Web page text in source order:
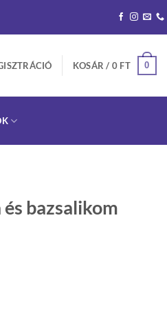
KOSÁR / 0 FT 0
bazsalikom